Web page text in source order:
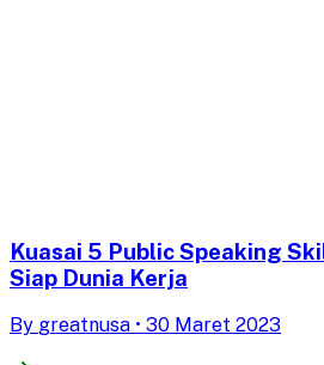
Kuasai 5 Public Speaking
Siap Dunia Kerja
By greatnusa • 30 Maret 2023